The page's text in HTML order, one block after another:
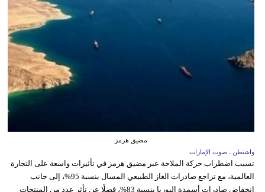
مضيق هرمز
واشنطن ـ صوت الإمارات
تسبب اضطراب حركة الملاحة عبر مضيق هرمز في تأثيرات واسعة على التجارة
العالمية، مع تراجع صادرات الغاز الطبيعي المسال بنسبة 95%، إلى جانب
انخفاض صادرات أسمدة اليوريا بنسبة 83%، فضلًا عن تأثر عدد من المنتجات